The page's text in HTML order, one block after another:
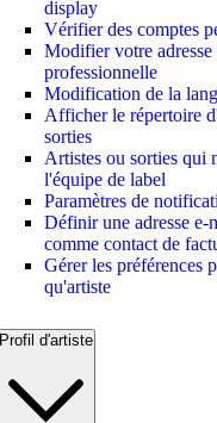
display
Vérifier des comptes
Modifier votre adresse
professionnelle
Modification de la
Afficher le répertoire
sorties
Artistes ou sorties qui
l'équipe de label
Paramètres de
Définir une adresse e-
comme contact de
Gérer les préférences
qu'artiste
Profil d'artiste